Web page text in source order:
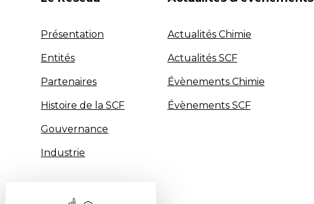
Présentation
Entités
Partenaires
Histoire de la SCF
Gouvernance
Industrie
Actualités Chimie
Actualités SCF
Évènements Chimie
Évènements SCF